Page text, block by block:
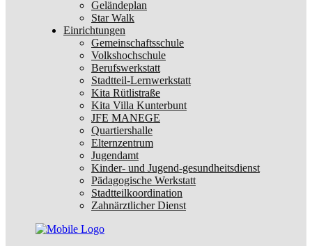
Geländeplan
Star Walk
Einrichtungen
Gemeinschaftsschule
Volkshochschule
Berufswerkstatt
Stadtteil-Lernwerkstatt
Kita Rütlistraße
Kita Villa Kunterbunt
JFE MANEGE
Quartiershalle
Elternzentrum
Jugendamt
Kinder- und Jugend-gesundheitsdienst
Pädagogische Werkstatt
Stadtteilkoordination
Zahnärztlicher Dienst